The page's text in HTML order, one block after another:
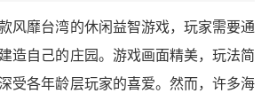
风靡台湾的休闲益智游戏，玩家需要通
造自己的庄园。游戏画面精美，玩法简
受各年龄层玩家的喜爱。然而，许多海